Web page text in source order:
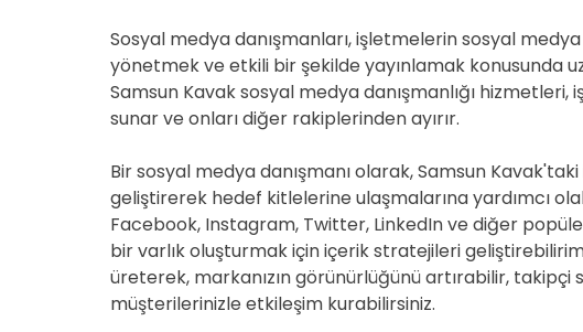
Sosyal medya danışmanları, işletmelerin sosyal
yönetmek ve etkili bir şekilde yayınlamak konusunda
Samsun Kavak sosyal medya danışmanlığı
sunar ve onları diğer rakiplerinden ayırır.
Bir sosyal medya danışmanı olarak, Samsun
geliştirerek hedef kitlelerine ulaşmalarına yardımcı
Facebook, Instagram, Twitter, LinkedIn ve diğer
bir varlık oluşturmak için içerik stratejileri
üreterek, markanızın görünürlüğünü artırabilir, takipçi
müşterilerinizle etkileşim kurabilirsiniz.